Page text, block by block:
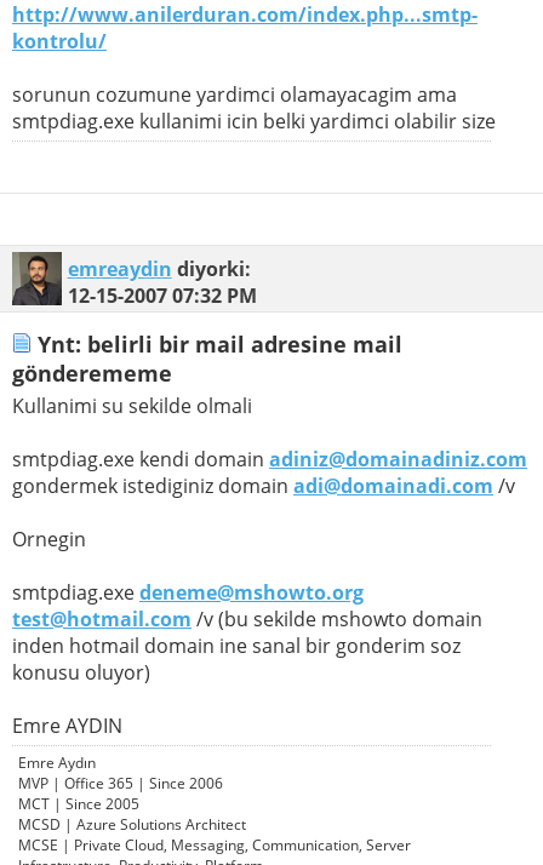
http://www.anilerduran.com/index.php...smtp-
kontrolu/
sorunun cozumune yardimci olamayacagim ama
smtpdiag.exe kullanimi icin belki yardimci olabilir size
emreaydin diyorki:
12-15-200707:32 PM
Ynt: belirli bir mail adresine mail
gönderememe
Kullanimi su sekilde olmali
smtpdiag.exe kendi domain adiniz@domainadiniz.com
gondermek istediginiz domain adi@domainadi.com /v
Ornegin
smtpdiag.exedeneme@mshowto.org
test@hotmail.com /v (bu sekilde mshowto domain
inden hotmail domain ine sanal bir gonderim soz
konusu oluyor)
Emre AYDIN
Emre Aydın
MVP | Office 365 | Since 2006
MCT | Since 2005
MCSD | Azure Solutions Architect
MCSE | Private Cloud, Messaging, Communication, Server